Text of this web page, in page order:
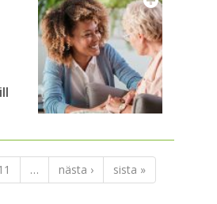
… nästa › sista »